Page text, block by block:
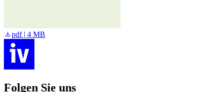
pdf | 4 MB
Folgen Sie uns